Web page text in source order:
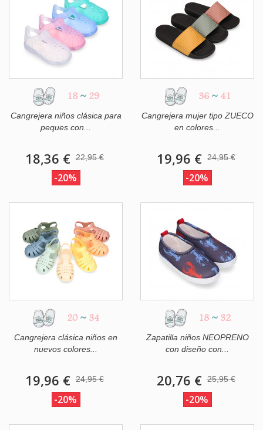
18 ~ 29
Cangrejera niños clásica para
peques con...
18,36 € 22,95 €
-20%
36 ~ 41
Cangrejera mujer tipo ZUECO
en colores...
19,96 € 24,95 €
-20%
20 ~ 34
Cangrejera clásica niños en
nuevos colores...
19,96 € 24,95 €
-20%
18 ~ 32
Zapatilla niños NEOPRENO
con diseño con...
20,76 € 25,95 €
-20%